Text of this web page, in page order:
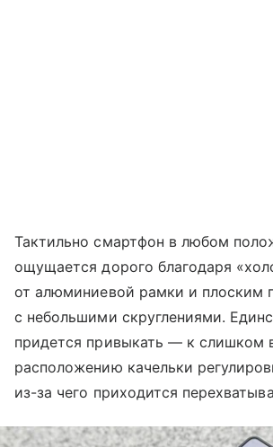
Тактильно смартфон в любом
ощущается дорого благодаря
от алюминиевой рамки и плоским
с небольшими скруглениями.
придется привыкать — к слишком
расположению качельки
из-за чего приходится